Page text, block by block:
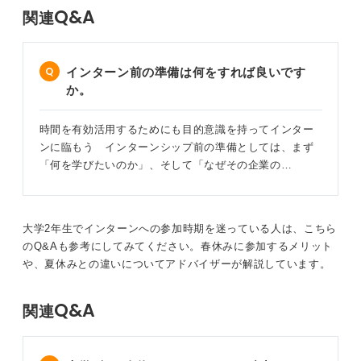
関連Q&A
インターン前の準備は何をすれば良いです
か。
時間を有効活用するためにも目的意識を持ってインター
ンに臨もう インターンシップ前の準備としては、まず
「何を学びたいのか」、そして「なぜその企業の…
大学2年生でインターンへの参加時期を迷っている人は、こちら
のQ&Aも参考にしてみてください。春休みに参加するメリット
や、夏休みとの違いについてアドバイザーが解説しています。
関連Q&A